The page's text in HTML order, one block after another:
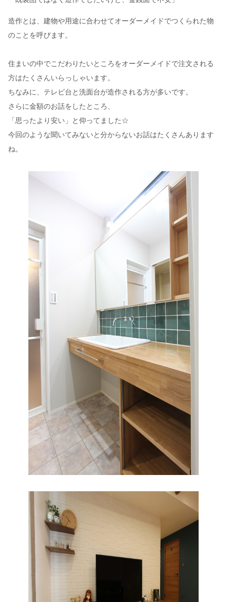
造作とは、建物や用途に合わせてオーダーメイドでつくられた物
のことを呼びます。
住まいの中でこだわりたいところをオーダーメイドで注文される
方はたくさんいらっしゃいます。
ちなみに、テレビ台と洗面台が造作される方が多いです。
さらに金額のお話をしたところ、
「思ったより安い」と仰ってました☆
今回のような聞いてみないと分からないお話はたくさんあります
ね。